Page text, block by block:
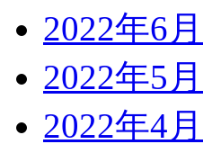
2022年6月
2022年5月
2022年4月